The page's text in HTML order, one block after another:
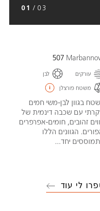
01 / 03
507
עורקים
לבן
משטח פורצלן
בגוון לבן-משי חמים
עם שכבה דינמית של
זהובים, חומים-אפרפרים
הגוונים הללו
יחד...
לי עוד